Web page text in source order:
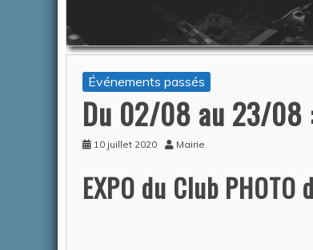
Événements passés
Du 02/08 au 23/08
10 juillet 2020 Mairie
EXPO du Club PHOTO